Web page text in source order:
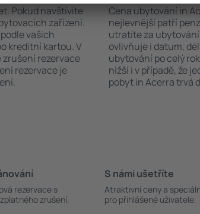
Pokud navštívíte
zařízení.
vašich
kreditní kartou. V
rezervace
rezervace je
Cena ubytování in
nejlevnější patří
utratíte za
ovlivňuje i datum,
ubytování po celý
nižší i v případě, že
pobyt in Acerra trvá
rezervace s
zrušení.
S námi ušetříte
Atraktivní ceny a
pro přihlášené uživatele.